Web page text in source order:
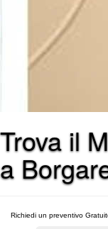
Trova il
a
Richiedi un preventivo